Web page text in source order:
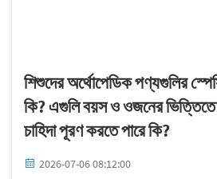
শিশুদের অর্থোপেডিক পণ্যগুলির
কি? এগুলি বয়স ও ওজনের ভিত্তিতে
চাহিদা পূরণ করতে পারে কি?
2026-07-06 08:12:00